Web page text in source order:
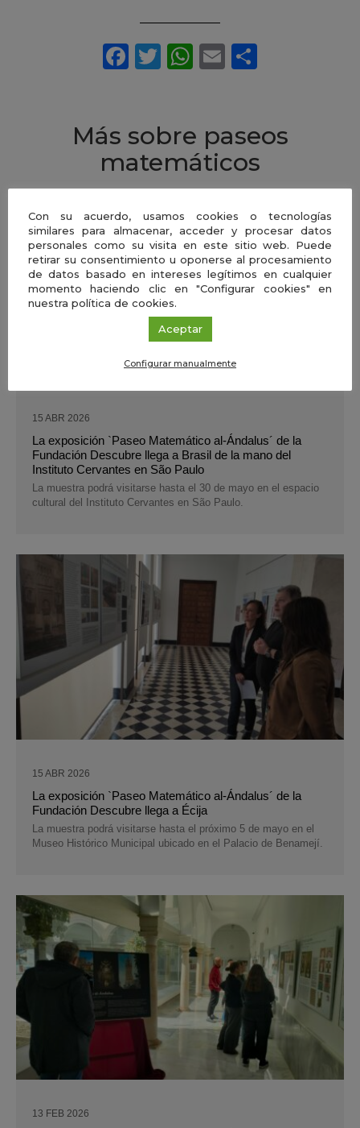
Más sobre paseos
matemáticos
15 ABR 2026
La exposición `Paseo Matemático al-Ándalus´ de la
Fundación Descubre llega a Brasil de la mano del
Instituto Cervantes en São Paulo
La muestra podrá visitarse hasta el 30 de mayo en el espacio
cultural del Instituto Cervantes en São Paulo.
15 ABR 2026
La exposición `Paseo Matemático al-Ándalus´ de la
Fundación Descubre llega a Écija
La muestra podrá visitarse hasta el próximo 5 de mayo en el
Museo Histórico Municipal ubicado en el Palacio de Benamejí.
13 FEB 2026
Con su acuerdo, usamos cookies o tecnologías
similares para almacenar, acceder y procesar datos
personales como su visita en este sitio web. Puede
retirar su consentimiento u oponerse al procesamiento
de datos basado en intereses legítimos en cualquier
momento haciendo clic en "Configurar cookies" en
nuestra política de cookies.
Aceptar
Configurar manualmente